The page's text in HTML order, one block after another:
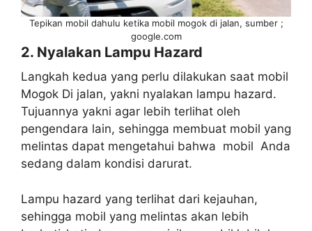
Tepikan mobil dahulu ketika mobil mogok di jalan, sumber ;
google.com
2. Nyalakan Lampu Hazard
Langkah kedua yang perlu dilakukan saat mobil
Mogok Di jalan, yakni nyalakan lampu hazard.
Tujuannya yakni agar lebih terlihat oleh
pengendara lain, sehingga membuat mobil yang
melintas dapat mengetahui bahwa mobil Anda
sedang dalam kondisi darurat.
Lampu hazard yang terlihat dari kejauhan,
sehingga mobil yang melintas akan lebih